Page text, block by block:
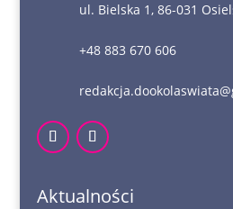
ul. Bielska 1, 86-031
+48 883 670 606
Aktualności